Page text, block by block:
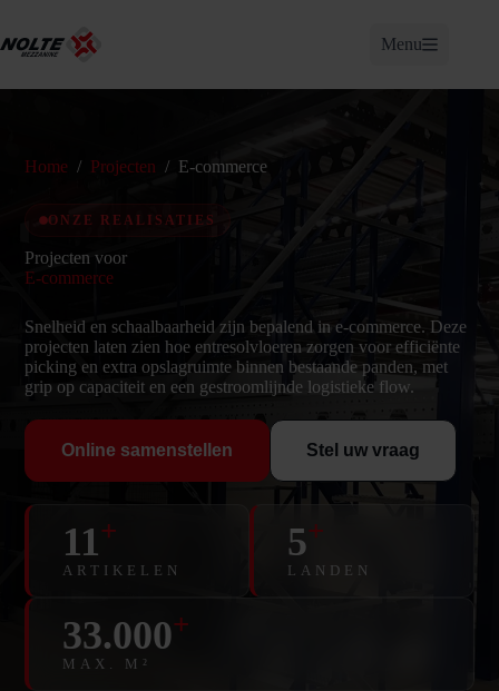
de
Menu
Home / Projecten / E-commerce
ONZE REALISATIES
Projecten voor
E-commerce
Snelheid en schaalbaarheid zijn bepalend in e-commerce. Deze
projecten laten zien hoe entresolvloeren zorgen voor efficiënte
picking en extra opslagruimte binnen bestaande panden, met
grip op capaciteit en een gestroomlijnde logistieke flow.
Online samenstellen Stel uw vraag
11+
ARTIKELEN
5+
LANDEN
33.000+
MAX. M²